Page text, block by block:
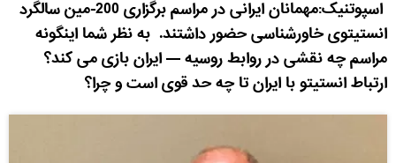
اسپوتنیک:مهمانان ایرانی در مراسم برگزاری 200-مین سالگرد
انستیتوی خاورشناسی حضور داشتند. به نظر شما اینگونه
مراسم چه نقشی در روابط روسیه — ایران بازی می کند؟
ارتباط انستیتو با ایران تا چه حد قوی است و چرا؟